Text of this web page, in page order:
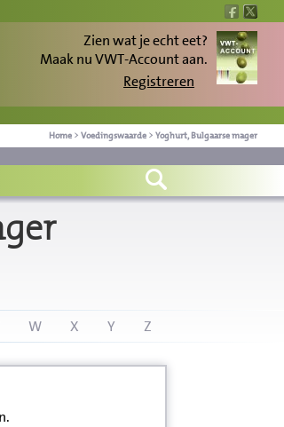
Zien wat je echt eet?
Maak nu VWT-Account aan.
Registreren
Home > Voedingswaarde > Yoghurt, Bulgaarse mager
W X Y Z